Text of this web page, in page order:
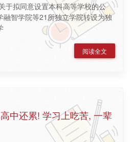
于拟同意设置本科高等学校的公
融智学院等21所独立学院转设为独
阅读全文
中还累! 学习上吃苦, 一辈